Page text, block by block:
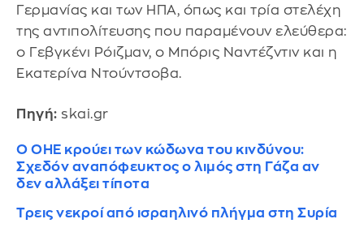
Γερμανίας και των ΗΠΑ, όπως και τρία στελέχη
της αντιπολίτευσης που παραμένουν ελεύθερα:
ο Γεβγκένι Ρόιζμαν, ο Μπόρις Ναντέζντιν και η
Εκατερίνα Ντούντσοβα.
Πηγή: skai.gr
Ο ΟΗΕ κρούει των κώδωνα του κινδύνου:
Σχεδόν αναπόφευκτος ο λιμός στη Γάζα αν
δεν αλλάξει τίποτα
Τρεις νεκροί από ισραηλινό πλήγμα στη Συρία